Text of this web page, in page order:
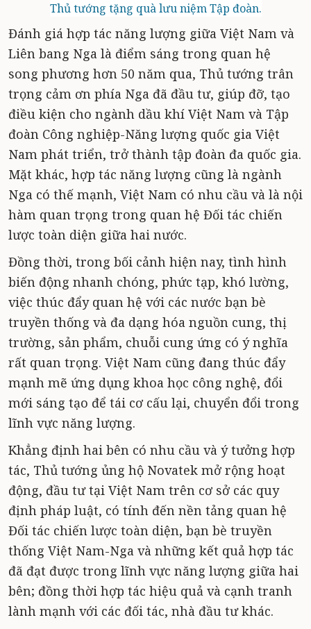
Thủ tướng tặng quà lưu niệm Tập đoàn.
Đánh giá hợp tác năng lượng giữa Việt Nam và
Liên bang Nga là điểm sáng trong quan hệ
song phương hơn 50 năm qua, Thủ tướng trân
trọng cảm ơn phía Nga đã đầu tư, giúp đỡ, tạo
điều kiện cho ngành dầu khí Việt Nam và Tập
đoàn Công nghiệp-Năng lượng quốc gia Việt
Nam phát triển, trở thành tập đoàn đa quốc gia.
Mặt khác, hợp tác năng lượng cũng là ngành
Nga có thế mạnh, Việt Nam có nhu cầu và là nội
hàm quan trọng trong quan hệ Đối tác chiến
lược toàn diện giữa hai nước.
Đồng thời, trong bối cảnh hiện nay, tình hình
biến động nhanh chóng, phức tạp, khó lường,
việc thúc đẩy quan hệ với các nước bạn bè
truyền thống và đa dạng hóa nguồn cung, thị
trường, sản phẩm, chuỗi cung ứng có ý nghĩa
rất quan trọng. Việt Nam cũng đang thúc đẩy
mạnh mẽ ứng dụng khoa học công nghệ, đổi
mới sáng tạo để tái cơ cấu lại, chuyển đổi trong
lĩnh vực năng lượng.
Khẳng định hai bên có nhu cầu và ý tưởng hợp
tác, Thủ tướng ủng hộ Novatek mở rộng hoạt
động, đầu tư tại Việt Nam trên cơ sở các quy
định pháp luật, có tính đến nền tảng quan hệ
Đối tác chiến lược toàn diện, bạn bè truyền
thống Việt Nam-Nga và những kết quả hợp tác
đã đạt được trong lĩnh vực năng lượng giữa hai
bên; đồng thời hợp tác hiệu quả và cạnh tranh
lành mạnh với các đối tác, nhà đầu tư khác.